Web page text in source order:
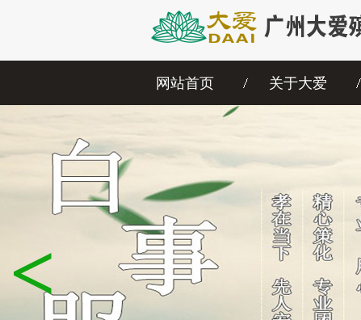
网站首页 关于大爱
<